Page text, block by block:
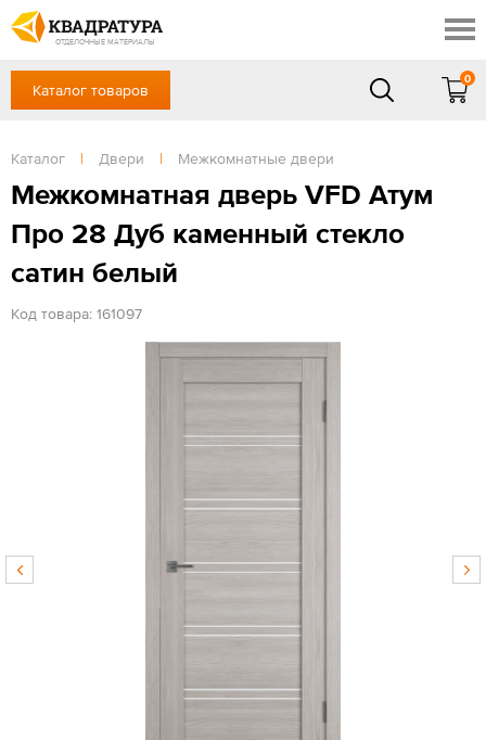
ОТДЕЛОЧНЫЕ МАТЕРИАЛЫ
Профи
Контакты
Доставка и оплата
Выставочный зал
Готовые решения
Отзывы
+7 (861) 217-94-70
Сб, Вс — выходной
ЗАКАЗАТЬ ЗВОНОК
Вход Регистрация
Каталог товаров
0
Каталог | Двери | Межкомнатные двери
Межкомнатная дверь VFD Атум
Про 28 Дуб каменный стекло
сатин белый
Код товара: 161097